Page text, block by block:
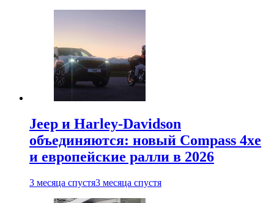
Jeep и Harley-Davidson
объединяются: новый Compass 4xe
и европейские ралли в 2026
3 месяца спустя3 месяца спустя